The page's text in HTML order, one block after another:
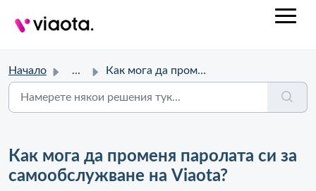
Начало ... Как мога да променя паролата си за самообслужване на Viaota?
Как мога да променя паролата си за
самообслужване на Viaota?